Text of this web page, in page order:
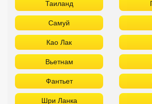
Таиланд
Самуй
Као Лак
Вьетнам
Фантьет
Шри Ланка